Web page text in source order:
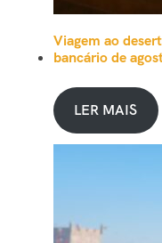
Viagem ao
bancário de
LER MAIS